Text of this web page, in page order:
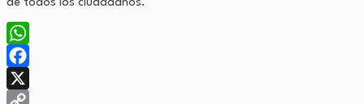
de todos los ciudadanos.
WhatsApp
Facebook
X